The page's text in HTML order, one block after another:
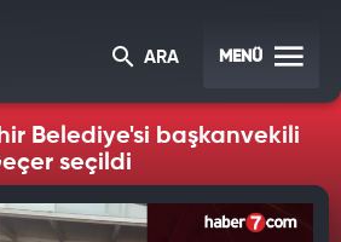
ARA MENÜ
başkanvekili
seçildi